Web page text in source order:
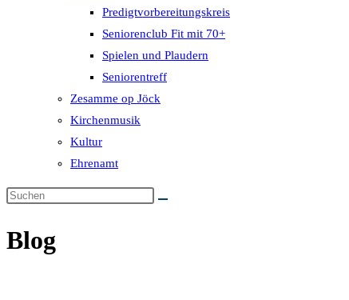
Predigtvorbereitungskreis
Seniorenclub Fit mit 70+
Spielen und Plaudern
Seniorentreff
Zesamme op Jöck
Kirchenmusik
Kultur
Ehrenamt
Blog